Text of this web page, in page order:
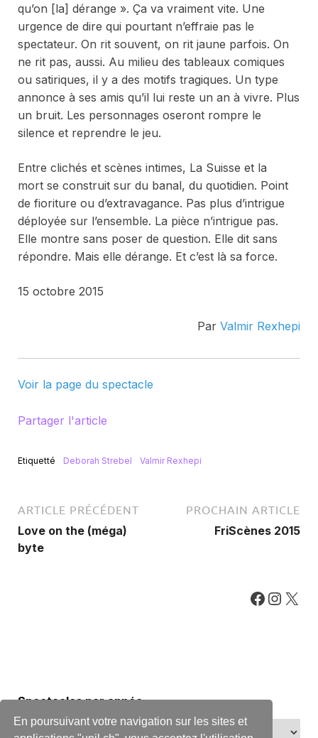
En poursuivant votre navigation sur les sites et
qu’on [la] dérange ». Ça va vraiment vite. Une
urgence de dire qui pourtant n’effraie pas le
spectateur. On rit souvent, on rit jaune parfois. On
ne rit pas, aussi. Au milieu des tableaux comiques
ou satiriques, il y a des motifs tragiques. Un type
annonce à ses amis qu’il lui reste un an à vivre. Plus
un bruit. Les personnages oseront rompre le
silence et reprendre le jeu.
Entre clichés et scènes intimes, La Suisse et la
mort se construit sur du banal, du quotidien. Point
de fioriture ou d’extravagance. Pas plus d’intrigue
déployée sur l’ensemble. La pièce n’intrigue pas.
Elle montre sans poser de question. Elle dit sans
répondre. Mais elle dérange. Et c’est là sa force.
15 octobre 2015
Par Valmir Rexhepi
Voir la page du spectacle
Partager l'article
Etiquetté Deborah Strebel Valmir Rexhepi
ARTICLE PRÉCÉDENT
Love on the (méga)
byte
PROCHAIN ARTICLE
FriScènes 2015
Spectacles par année